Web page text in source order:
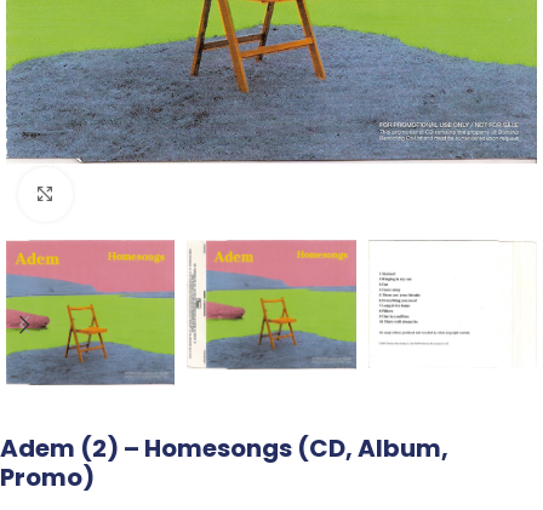
Adem (2) – Homesongs (CD, Album,
Promo)